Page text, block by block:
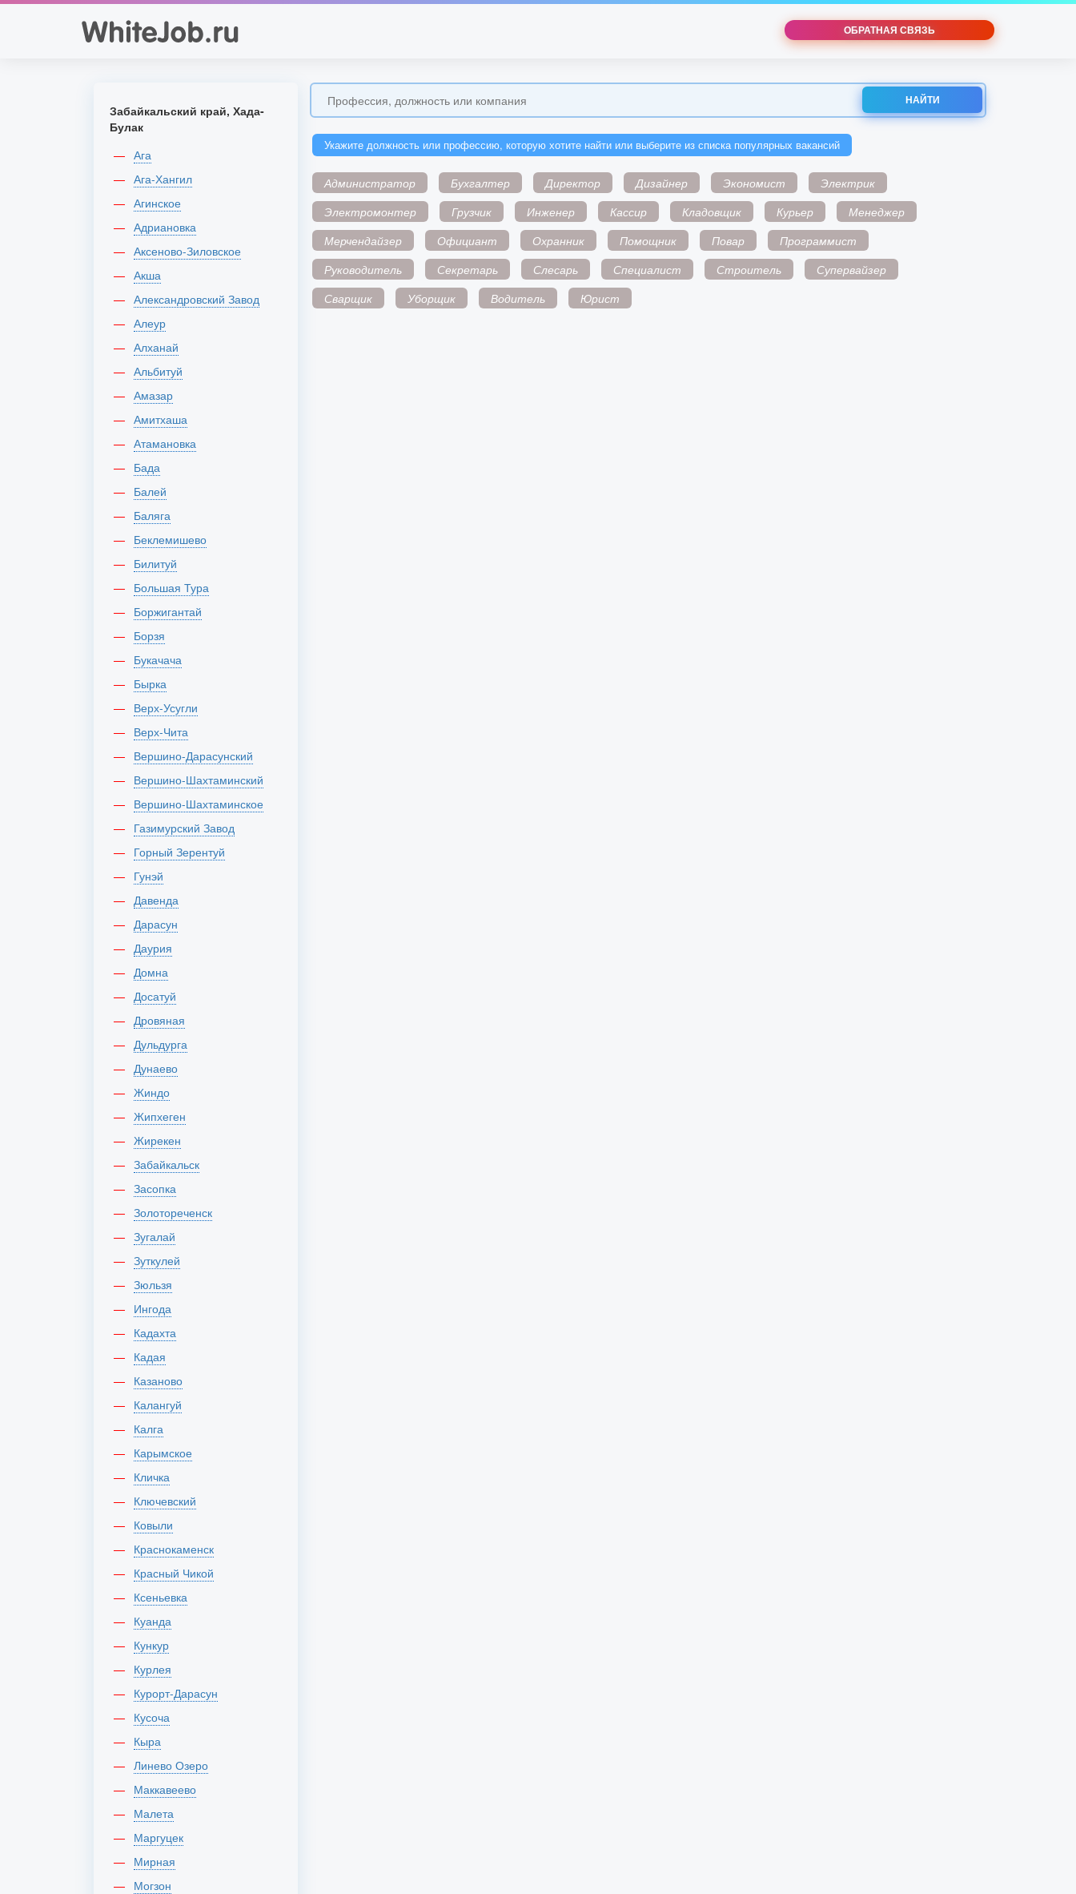
ОБРАТНАЯ СВЯЗЬ
НАЙТИ
Укажите должность или профессию, которую хотите найти или выберите из списка популярных вакансий
Администратор Бухгалтер Директор Дизайнер Экономист
Электрик
Электромонтер
Грузчик Инженер Кассир Кладовщик Курьер
Менеджер
Мерчендайзер
Официант Охранник Помощник Повар
Программист
Руководитель
Секретарь Слесарь Специалист Строитель
Супервайзер
Сварщик
Уборщик Водитель Юрист
Забайкальский край, Хада-
Булак
Ага
Ага-Хангил
Агинское
Адриановка
Аксеново-Зиловское
Акша
Александровский Завод
Алеур
Алханай
Альбитуй
Амазар
Амитхаша
Атамановка
Бада
Балей
Баляга
Беклемишево
Билитуй
Большая Тура
Боржигантай
Борзя
Букачача
Бырка
Верх-Усугли
Верх-Чита
Вершино-Дарасунский
Вершино-Шахтаминский
Вершино-Шахтаминское
Газимурский Завод
Горный Зерентуй
Гунэй
Давенда
Дарасун
Даурия
Домна
Досатуй
Дровяная
Дульдурга
Дунаево
Жиндо
Жипхеген
Жирекен
Забайкальск
Засопка
Золотореченск
Зугалай
Зуткулей
Зюльзя
Ингода
Кадахта
Кадая
Казаново
Калангуй
Калга
Карымское
Кличка
Ключевский
Ковыли
Краснокаменск
Красный Чикой
Ксеньевка
Куанда
Кункур
Курлея
Курорт-Дарасун
Кусоча
Кыра
Линево Озеро
Маккавеево
Малета
Маргуцек
Мирная
Могзон